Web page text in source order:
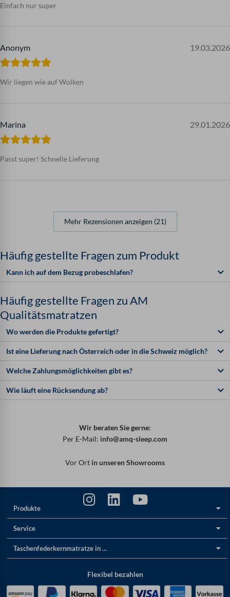
Einfach nur super
Anonym 19.03.2026
Wir liegen wie auf Wolken
Marina 29.01.2026
Passt super! Schnelle Lieferung
Mehr Rezensionen anzeigen (21)
Häufig gestellte Fragen zum Produkt
Kann ich auf dem Bezug probeschlafen?
Häufig gestellte Fragen zu AM
Qualitätsmatratzen
Wo werden die Produkte gefertigt?
Ist eine Lieferung nach Österreich oder in die Schweiz möglich?
Welche Zahlungsmöglichkeiten gibt es?
Wie läuft eine Rücksendung ab?
Wir beraten Sie gerne:
Per E-Mail: info@amq-sleep.com
Vor Ort in unseren Showrooms
Produkte
Service
Taschenfederkernmatratze in ...
Flexibel bezahlen